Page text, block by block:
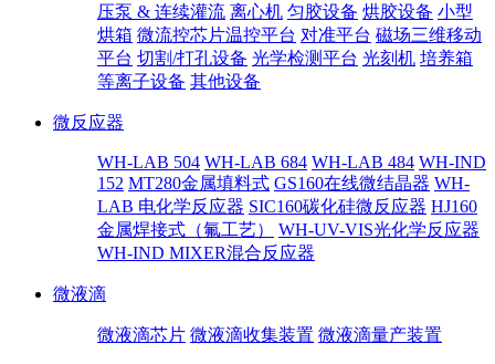
压泵 & 连续灌流 离心机 匀胶设备 烘胶设备 小型
烘箱 微流控芯片温控平台 对准平台 磁场三维移动
平台 切割/打孔设备 光学检测平台 光刻机 培养箱
等离子设备 其他设备
微反应器
WH-LAB 504 WH-LAB 684 WH-LAB 484 WH-IND
152 MT280金属填料式 GS160在线微结晶器 WH-
LAB 电化学反应器 SIC160碳化硅微反应器 HJ160
金属焊接式（氟工艺）
WH-UV-VIS光化学反应器
WH-IND MIXER混合反应器
微液滴
微液滴芯片 微液滴收集装置 微液滴量产装置